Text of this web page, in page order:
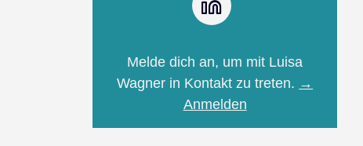
Melde dich an, um mit Luisa
Wagner in Kontakt zu treten. →
Anmelden